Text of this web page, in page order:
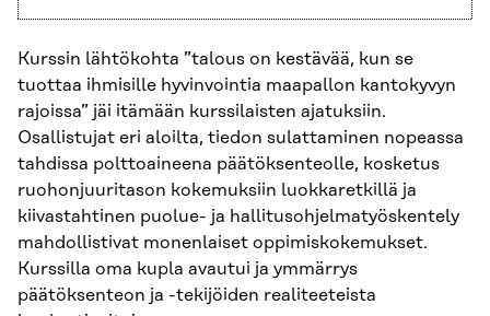
Kurssin lähtökohta ”talous on kestävää, kun se
tuottaa ihmisille hyvinvointia maapallon kantokyvyn
rajoissa” jäi itämään kurssilaisten ajatuksiin.
Osallistujat eri aloilta, tiedon sulattaminen nopeassa
tahdissa polttoaineena päätöksenteolle, kosketus
ruohonjuuritason kokemuksiin luokkaretkillä ja
kiivastahtinen puolue- ja hallitusohjelmatyöskentely
mahdollistivat monenlaiset oppimiskokemukset.
Kurssilla oma kupla avautui ja ymmärrys
päätöksenteon ja -tekijöiden realiteeteista